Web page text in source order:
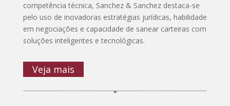
competência técnica, Sanchez & Sanchez destaca-se
pelo uso de inovadoras estratégias jurídicas, habilidade
em negociações e capacidade de sanear carteiras com
soluções inteligentes e tecnológicas.
Veja mais